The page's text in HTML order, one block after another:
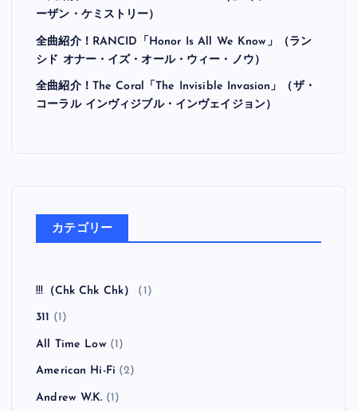
ーザン・ケミストリー）
全曲紹介！RANCID「Honor Is All We Know」（ラン
シド オナー・イズ・オール・ウィー・ノウ）
全曲紹介！The Coral「The Invisible Invasion」（ザ・
コーラル インヴィジブル・インヴェイジョン）
カテゴリー
!!!（Chk Chk Chk） (1)
311 (1)
All Time Low(1)
American Hi-Fi (2)
Andrew W.K. (1)